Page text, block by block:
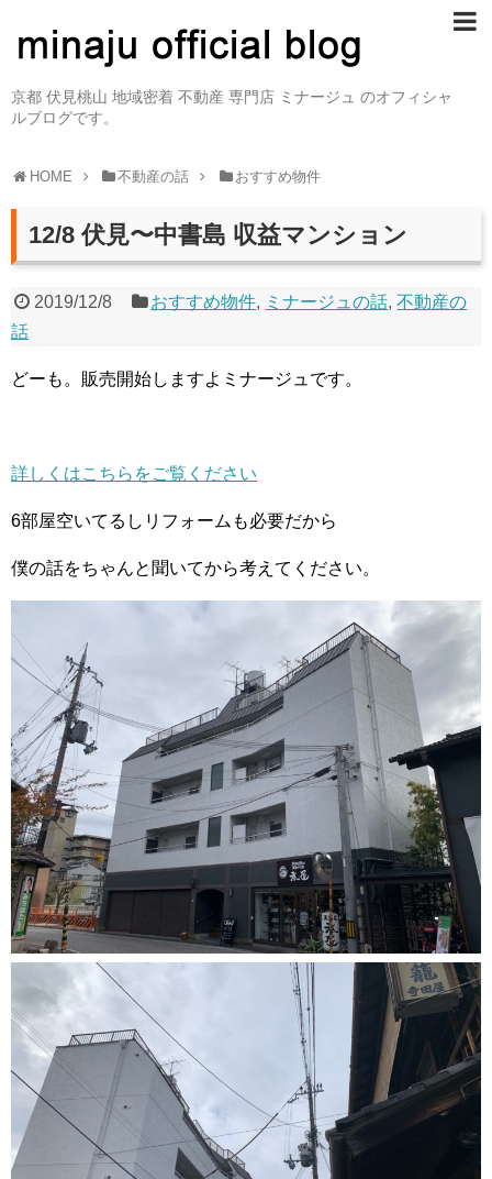
京都 伏見桃山 地域密着 不動産 専門店 ミナージュ のオフィシャ
ルブログです。
HOME 不動産の話 おすすめ物件
12/8 伏見〜中書島 収益マンション
2019/12/8 おすすめ物件, ミナージュの話,不動産の
話
どーも。販売開始しますよミナージュです。
詳しくはこちらをご覧ください
6部屋空いてるしリフォームも必要だから
僕の話をちゃんと聞いてから考えてください。